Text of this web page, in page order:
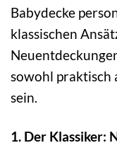
Babydecke
klassischen
sowohl praktisch
sein.
1. Der Klassiker: